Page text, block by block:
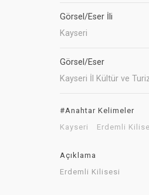
Görsel/Eser İli
Kayseri
Görsel/Eser
Kayseri İl Kültür ve
#Anahtar Kelimeler
Kayseri
Erdemli
Açıklama
Erdemli Kilisesi